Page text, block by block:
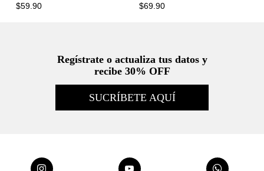
$59.90 $69.90
Regístrate o actualiza tus datos y
recibe 30% OFF
SUCRÍBETE AQUÍ